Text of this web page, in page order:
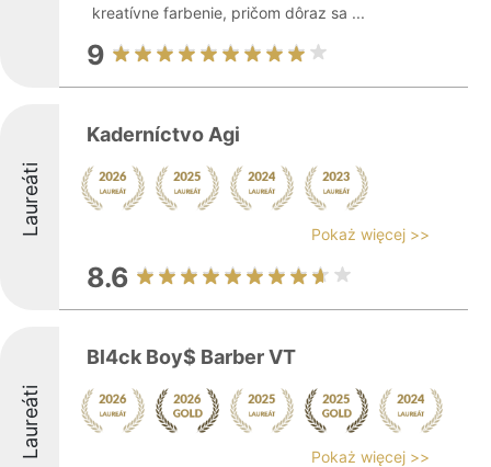
kreatívne farbenie, pričom dôraz sa ...
9
Laureáti
Kaderníctvo Agi
Pokaż więcej >>
8.6
Laureáti
Bl4ck Boy$ Barber VT
Pokaż więcej >>